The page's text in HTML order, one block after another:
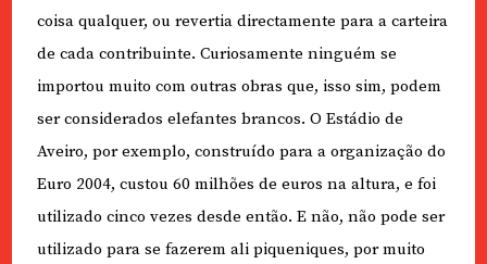
coisa qualquer, ou revertia directamente para a carteira
de cada contribuinte. Curiosamente ninguém se
importou muito com outras obras que, isso sim, podem
ser considerados elefantes brancos. O Estádio de
Aveiro, por exemplo, construído para a organização do
Euro 2004, custou 60 milhões de euros na altura, e foi
utilizado cinco vezes desde então. E não, não pode ser
utilizado para se fazerem ali piqueniques, por muito